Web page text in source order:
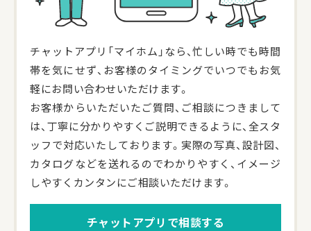
チャットアプリ「マイホム」なら、忙しい時でも時間
帯を気にせず、お客様のタイミングでいつでもお気
軽にお問い合わせいただけます。
お客様からいただいたご質問、ご相談につきまして
は、丁寧に分かりやすくご説明できるように、全スタ
ッフで対応いたしております。実際の写真、設計図、
カタログなどを送れるのでわかりやすく、イメージ
しやすくカンタンにご相談いただけます。
チャットアプリで相談する